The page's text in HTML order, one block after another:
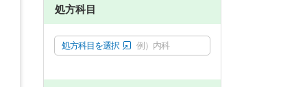
処方科目
処方科目を選択 例）内科